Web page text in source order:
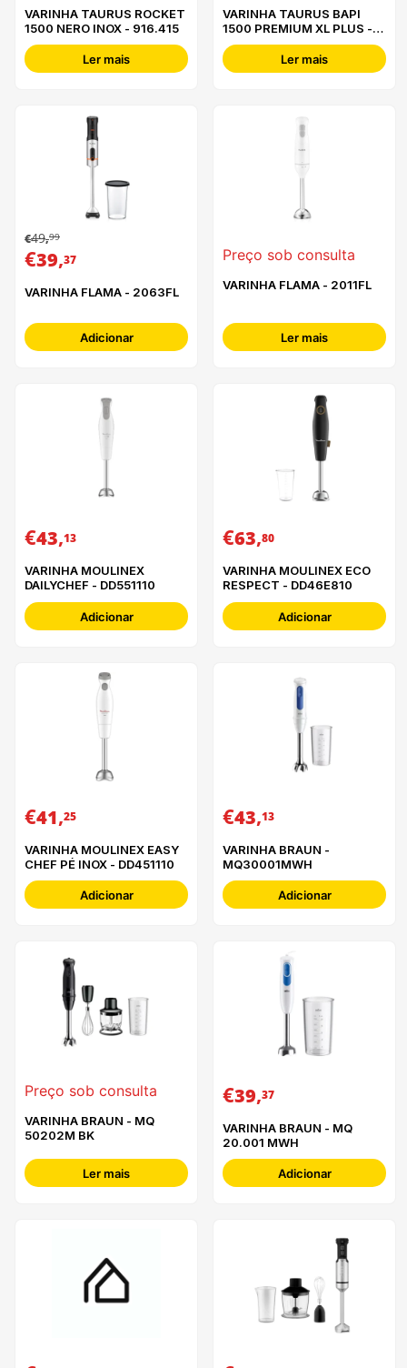
VARINHA TAURUS ROCKET
1500 NERO INOX - 916.415
Ler mais
VARINHA TAURUS BAPI
1500 PREMIUM XL PLUS -
916.401
Ler mais
€49,99
€39,37
VARINHA FLAMA - 2063FL
Adicionar
Preço sob consulta
VARINHA FLAMA - 2011FL
Ler mais
€43,13
VARINHA MOULINEX
DAILYCHEF - DD551110
Adicionar
€63,80
VARINHA MOULINEX ECO
RESPECT - DD46E810
Adicionar
€41,25
VARINHA MOULINEX EASY
CHEF PÉ INOX - DD451110
Adicionar
€43,13
VARINHA BRAUN -
MQ30001MWH
Adicionar
Preço sob consulta
VARINHA BRAUN - MQ
50202M BK
Ler mais
€39,37
VARINHA BRAUN - MQ
20.001 MWH
Adicionar